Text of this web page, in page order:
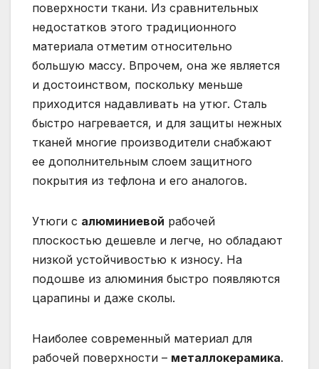
поверхности ткани. Из сравнительных
недостатков этого традиционного
материала отметим относительно
большую массу. Впрочем, она же является
и достоинством, поскольку меньше
приходится надавливать на утюг. Сталь
быстро нагревается, и для защиты нежных
тканей многие производители снабжают
ее дополнительным слоем защитного
покрытия из тефлона и его аналогов.
Утюги с алюминиевой рабочей
плоскостью дешевле и легче, но обладают
низкой устойчивостью к износу. На
подошве из алюминия быстро появляются
царапины и даже сколы.
Наиболее современный материал для
рабочей поверхности – металлокерамика.